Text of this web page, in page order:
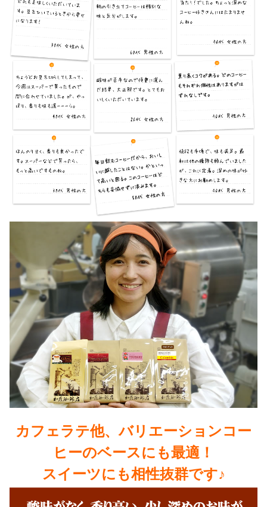
カフェラテ他、バリエーションコー
ヒーのベースにも最適！
スイーツにも相性抜群です♪